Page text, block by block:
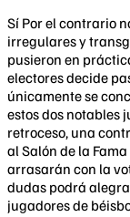
Sí Por el contrario
irregulares y
pusieron en
electores decide
únicamente se
estos dos notables
retroceso, una
al Salón de la
arrasarán con la
dudas podrá
jugadores de